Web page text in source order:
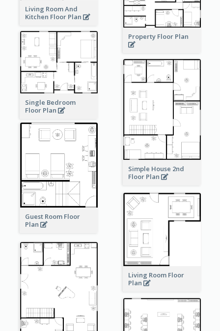
Living Room And
Kitchen Floor Plan
Property Floor Plan
Single Bedroom
Floor Plan
Simple House 2nd
Floor Plan
Guest Room Floor
Plan
Living Room Floor
Plan